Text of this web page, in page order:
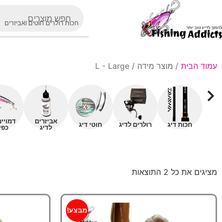
חכות רולרים חוטים ואביזרים
עמוד הבית / מוצר מידה / L - Large
חכות דיג רולרים לדיג חוטי דיג
אביזרים
לדיג
מציגים את כל ⁦2⁩ התוצאות
מבצע!